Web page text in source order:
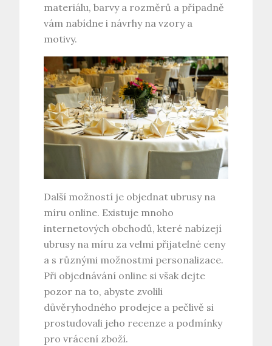
materiálu, barvy a rozměrů a případně
vám nabídne i návrhy na vzory a
motivy.
Další možností je objednat ubrusy na
míru online. Existuje mnoho
internetových obchodů, které nabízejí
ubrusy na míru za velmi přijatelné ceny
a s různými možnostmi personalizace.
Při objednávání online si však dejte
pozor na to, abyste zvolili
důvěryhodného prodejce a pečlivě si
prostudovali jeho recenze a podmínky
pro vrácení zboží.